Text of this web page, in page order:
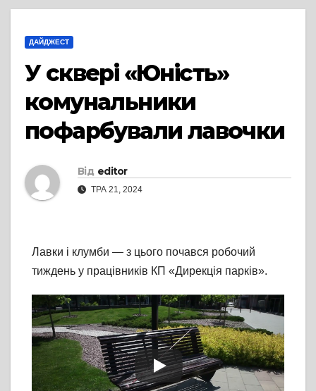
ДАЙДЖЕСТ
У сквері «Юність»
комунальники
пофарбували лавочки
Від editor
ТРА 21, 2024
Лавки і клумби — з цього почався робочий
тиждень у працівників КП «Дирекція парків».